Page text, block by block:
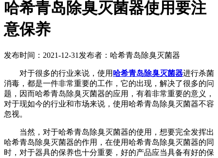
哈希青岛除臭灭菌器使用要注
意保养
发布时间：2021-12-31 发布者：哈希青岛除臭灭菌器
对于很多的行业来说，使用 哈希青岛除臭灭菌器进行杀菌
消毒，都是一件非常重要的工作，它的出现，解决了很多的问
题，因而哈希青岛除臭灭菌器的应用，有着非常重要的意义，
对于现如今的行业和市场来说，使用哈希青岛除臭灭菌器不容
忽视。
当然，对于哈希青岛除臭灭菌器的使用，想要完全发挥出
哈希青岛除臭灭菌器的作用，在使用哈希青岛除臭灭菌器的同
时，对于器具的保养也十分重要，好的产品应当具备有好的保